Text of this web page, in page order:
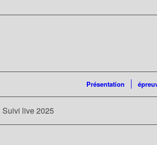
Présentation
Suivi live 2025